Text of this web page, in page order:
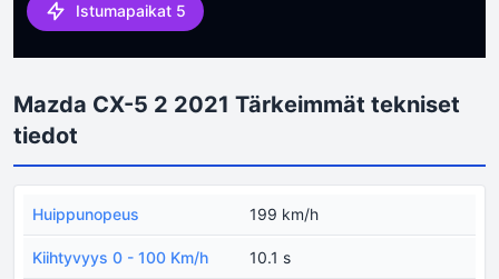
Istumapaikat 5
Mazda CX-5 2 2021 Tärkeimmät tekniset
tiedot
Huippunopeus 199 km/h
Kiihtyvyys 0 - 100 Km/h 10.1 s